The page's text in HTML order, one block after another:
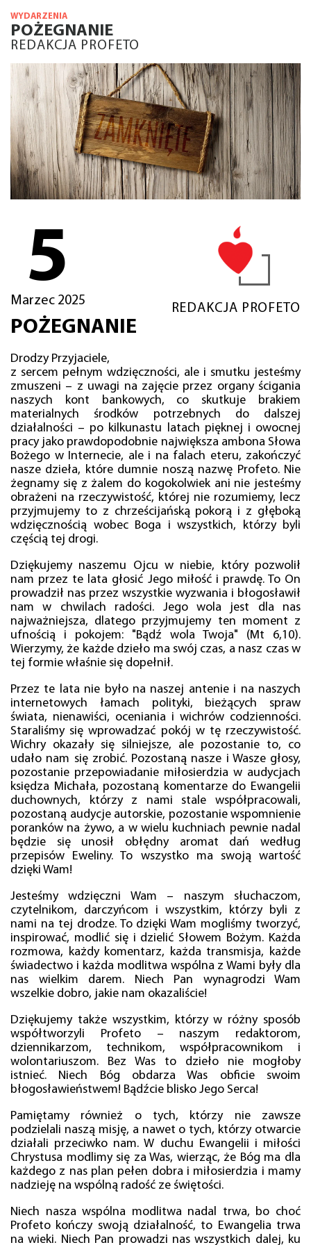
WYDARZENIA
POŻEGNANIE
REDAKCJA PROFETO
5
Marzec 2025
REDAKCJA PROFETO
POŻEGNANIE
Drodzy Przyjaciele,
z sercem pełnym wdzięczności, ale i smutku jesteśmy
zmuszeni – z uwagi na zajęcie przez organy ścigania
naszych kont bankowych, co skutkuje brakiem
materialnych środków potrzebnych do dalszej
działalności – po kilkunastu latach pięknej i owocnej
pracy jako prawdopodobnie największa ambona Słowa
Bożego w Internecie, ale i na falach eteru, zakończyć
nasze dzieła, które dumnie noszą nazwę Profeto. Nie
żegnamy się z żalem do kogokolwiek ani nie jesteśmy
obrażeni na rzeczywistość, której nie rozumiemy, lecz
przyjmujemy to z chrześcijańską pokorą i z głęboką
wdzięcznością wobec Boga i wszystkich, którzy byli
częścią tej drogi.
Dziękujemy naszemu Ojcu w niebie, który pozwolił
nam przez te lata głosić Jego miłość i prawdę. To On
prowadził nas przez wszystkie wyzwania i błogosławił
nam w chwilach radości. Jego wola jest dla nas
najważniejsza, dlatego przyjmujemy ten moment z
ufnością i pokojem: "Bądź wola Twoja" (Mt 6,10).
Wierzymy, że każde dzieło ma swój czas, a nasz czas w
tej formie właśnie się dopełnił.
Przez te lata nie było na naszej antenie i na naszych
internetowych łamach polityki, bieżących spraw
świata, nienawiści, oceniania i wichrów codzienności.
Staraliśmy się wprowadzać pokój w tę rzeczywistość.
Wichry okazały się silniejsze, ale pozostanie to, co
udało nam się zrobić. Pozostaną nasze i Wasze głosy,
pozostanie przepowiadanie miłosierdzia w audycjach
księdza Michała, pozostaną komentarze do Ewangelii
duchownych, którzy z nami stale współpracowali,
pozostaną audycje autorskie, pozostanie wspomnienie
poranków na żywo, a w wielu kuchniach pewnie nadal
będzie się unosił obłędny aromat dań według
przepisów Eweliny. To wszystko ma swoją wartość
dzięki Wam!
Jesteśmy wdzięczni Wam – naszym słuchaczom,
czytelnikom, darczyńcom i wszystkim, którzy byli z
nami na tej drodze. To dzięki Wam mogliśmy tworzyć,
inspirować, modlić się i dzielić Słowem Bożym. Każda
rozmowa, każdy komentarz, każda transmisja, każde
świadectwo i każda modlitwa wspólna z Wami były dla
nas wielkim darem. Niech Pan wynagrodzi Wam
wszelkie dobro, jakie nam okazaliście!
Dziękujemy także wszystkim, którzy w różny sposób
współtworzyli Profeto – naszym redaktorom,
dziennikarzom, technikom, współpracownikom i
wolontariuszom. Bez Was to dzieło nie mogłoby
istnieć. Niech Bóg obdarza Was obficie swoim
błogosławieństwem! Bądźcie blisko Jego Serca!
Pamiętamy również o tych, którzy nie zawsze
podzielali naszą misję, a nawet o tych, którzy otwarcie
działali przeciwko nam. W duchu Ewangelii i miłości
Chrystusa modlimy się za Was, wierząc, że Bóg ma dla
każdego z nas plan pełen dobra i miłosierdzia i mamy
nadzieję na wspólną radość ze świętości.
Niech nasza wspólna modlitwa nadal trwa, bo choć
Profeto kończy swoją działalność, to Ewangelia trwa
na wieki. Niech Pan prowadzi nas wszystkich dalej, ku